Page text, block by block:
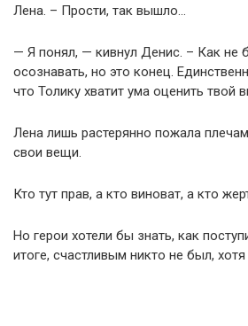
Лена. – Прости, так вышло…
— Я понял, — кивнул Денис. – Как не
осознавать, но это конец.
что Толику хватит ума оценить твой
Лена лишь растерянно пожала
свои вещи.
Кто тут прав, а кто виноват, а кто
Но герои хотели бы знать, как
итоге, счастливым никто не был,